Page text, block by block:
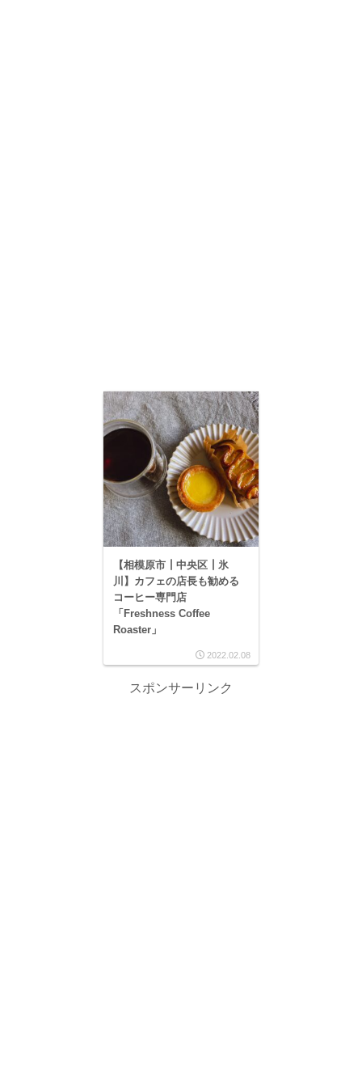
【相模原市┃中央区┃氷
川】カフェの店長も勧める
コーヒー専門店
「Freshness Coffee
Roaster」
2022.02.08
スポンサーリンク